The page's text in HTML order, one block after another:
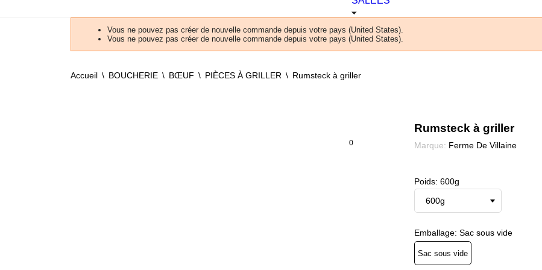
Vous ne pouvez pas créer de nouvelle commande depuis votre pays (United States).
Vous ne pouvez pas créer de nouvelle commande depuis votre pays (United States).
Accueil BOUCHERIE BŒUF PIÈCES À GRILLER Rumsteck à griller
0
Rumsteck à griller
Marque: Ferme De Villaine
Poids: 600g
Emballage: Sac sous vide
Sac sous vide